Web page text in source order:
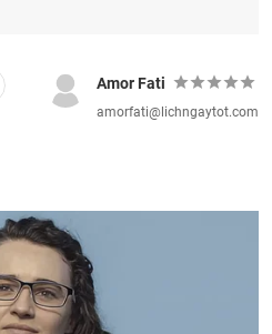
Amor Fati
amorfati@lichngaytot.com